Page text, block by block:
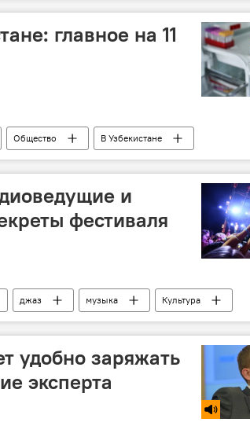
главное на 11
Общество
В Узбекистане
здравоохранение
и
фестиваля
джаз музыка Культура
удобно заряжать
эксперта